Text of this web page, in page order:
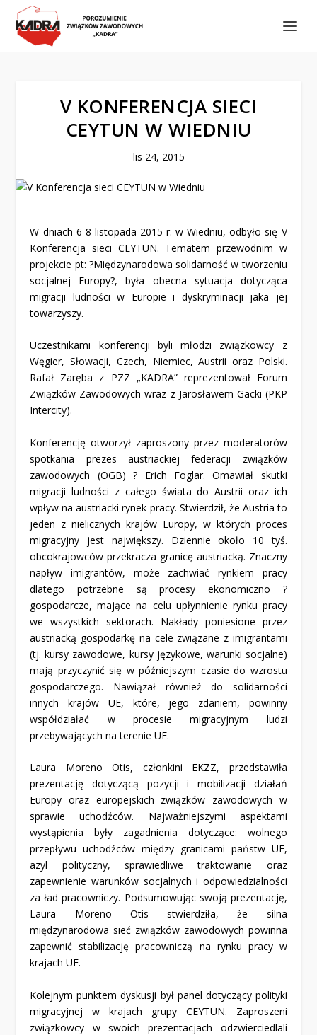
V KONFERENCJA SIECI
CEYTUN W WIEDNIU
lis 24, 2015
W dniach 6-8 listopada 2015 r. w Wiedniu, odbyło się V
Konferencja sieci CEYTUN. Tematem przewodnim w
projekcie pt: ?Międzynarodowa solidarność w tworzeniu
socjalnej Europy?, była obecna sytuacja dotycząca
migracji ludności w Europie i dyskryminacji jaka jej
towarzyszy.
Uczestnikami konferencji byli młodzi związkowcy z
Węgier, Słowacji, Czech, Niemiec, Austrii oraz Polski.
Rafał Zaręba z PZZ „KADRA” reprezentował Forum
Związków Zawodowych wraz z Jarosławem Gacki (PKP
Intercity).
Konferencję otworzył zaproszony przez moderatorów
spotkania prezes austriackiej federacji związków
zawodowych (OGB) ? Erich Foglar. Omawiał skutki
migracji ludności z całego świata do Austrii oraz ich
wpływ na austriacki rynek pracy. Stwierdził, że Austria to
jeden z nielicznych krajów Europy, w których proces
migracyjny jest największy. Dziennie około 10 tyś.
obcokrajowców przekracza granicę austriacką. Znaczny
napływ imigrantów, może zachwiać rynkiem pracy
dlatego potrzebne są procesy ekonomiczno ?
gospodarcze, mające na celu upłynnienie rynku pracy
we wszystkich sektorach. Nakłady poniesione przez
austriacką gospodarkę na cele związane z imigrantami
(tj. kursy zawodowe, kursy językowe, warunki socjalne)
mają przyczynić się w późniejszym czasie do wzrostu
gospodarczego. Nawiązał również do solidarności
innych krajów UE, które, jego zdaniem, powinny
współdziałać w procesie migracyjnym ludzi
przebywających na terenie UE.
Laura Moreno Otis, członkini EKZZ, przedstawiła
prezentację dotyczącą pozycji i mobilizacji działań
Europy oraz europejskich związków zawodowych w
sprawie uchodźców. Najważniejszymi aspektami
wystąpienia były zagadnienia dotyczące: wolnego
przepływu uchodźców między granicami państw UE,
azyl polityczny, sprawiedliwe traktowanie oraz
zapewnienie warunków socjalnych i odpowiedzialności
za ład pracowniczy. Podsumowując swoją prezentację,
Laura Moreno Otis stwierdziła, że silna
międzynarodowa sieć związków zawodowych powinna
zapewnić stabilizację pracowniczą na rynku pracy w
krajach UE.
Kolejnym punktem dyskusji był panel dotyczący polityki
migracyjnej w krajach grupy CEYTUN. Zaproszeni
związkowcy w swoich prezentacjach odzwierciedlali